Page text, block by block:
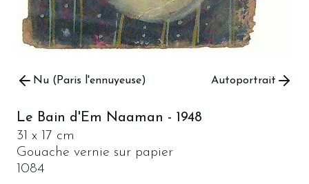
Le Bain d'Em Naaman - 1948
31 x 17 cm
Gouache vernie sur papier
1084
Nu (Paris l'ennuyeuse) Autoportrait